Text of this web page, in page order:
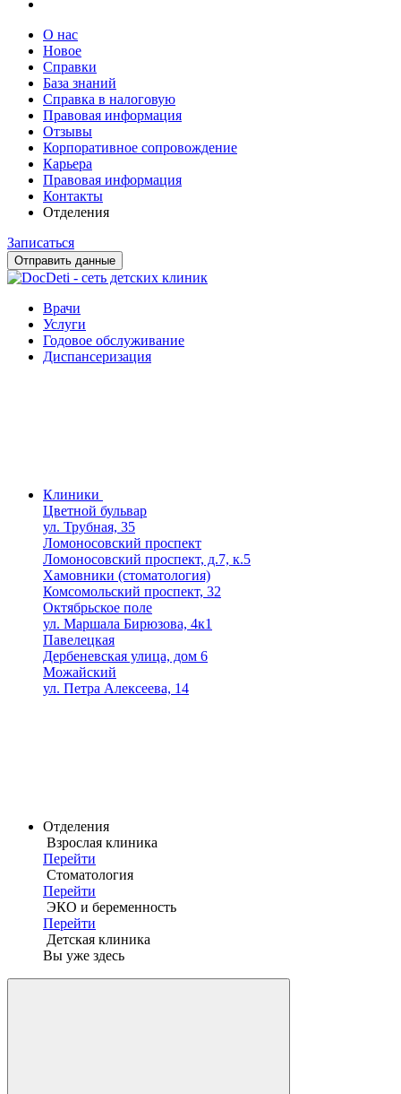
О нас
Новое
Справки
База знаний
Справка в налоговую
Правовая информация
Отзывы
Корпоративное сопровождение
Карьера
Правовая информация
Контакты
Отделения
Записаться
Отправить данные
Врачи
Услуги
Годовое обслуживание
Диспансеризация
Клиники
Цветной бульвар
ул. Трубная, 35
Ломоносовский проспект
Ломоносовский проспект, д.7, к.5
Хамовники (стоматология)
Комсомольский проспект, 32
Октябрьское поле
ул. Маршала Бирюзова, 4к1
Павелецкая
Дербеневская улица, дом 6
Можайский
ул. Петра Алексеева, 14
Отделения
Взрослая клиника
Перейти
Стоматология
Перейти
ЭКО и беременность
Перейти
Детская клиника
Вы уже здесь